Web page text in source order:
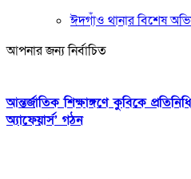
ঈদগাঁও থানার বিশেষ
আপনার জন্য নির্বাচিত
আন্তর্জাতিক শিক্ষাঙ্গণে কুবিকে
অ্যাফেয়ার্স’ গঠন